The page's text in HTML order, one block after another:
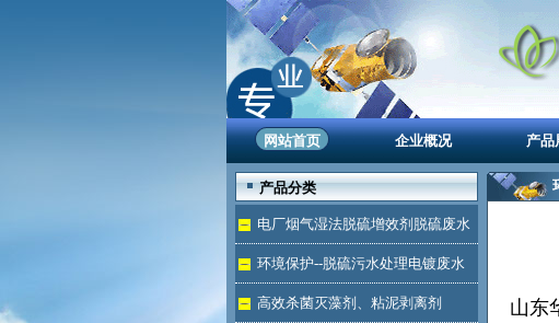
网站首页 企业概况 产品
产品分类
电厂烟气湿法脱硫增效剂脱硫废水
处理环境保护--脱硫污水处理电镀废水
达标高效杀菌灭藻剂、粘泥剥离剂
山东